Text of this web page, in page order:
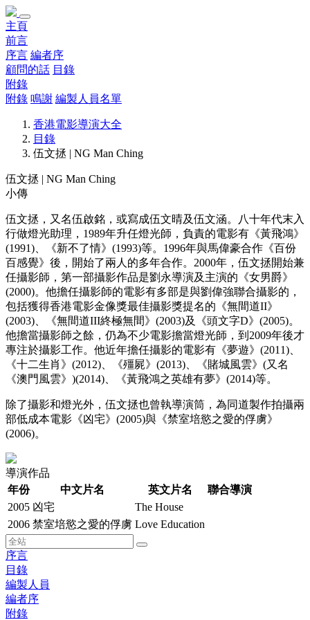
主頁
前言
序言 編者序
顧問的話 目錄
附錄
附錄 鳴謝 編製人員名單
香港電影導演大全
目錄
伍文拯 | NG Man Ching
伍文拯 | NG Man Ching
小傳
伍文拯，又名伍啟銘，或寫成伍文晴及伍文涵。八十年代末入
行做燈光助理，1989年升任燈光師，負責的電影有《黃飛鴻》
(1991)、《新不了情》(1993)等。1996年與馬偉豪合作《百份
百感覺》後，開始了兩人的多年合作。2000年，伍文拯開始兼
任攝影師，第一部攝影作品是劉永導演及主演的《女男爵》
(2000)。他擔任攝影師的電影有多部是與劉偉強聯合攝影的，
包括獲得香港電影金像獎最佳攝影獎提名的《無間道II》
(2003)、《無間道III終極無間》(2003)及《頭文字D》(2005)。
他擔當攝影師之餘，仍為不少電影擔當燈光師，到2009年後才
專注於攝影工作。他近年擔任攝影的電影有《夢遊》(2011)、
《十二生肖》(2012)、《殭屍》(2013)、《賭城風雲》(又名
《澳門風雲》)(2014)、《黃飛鴻之英雄有夢》(2014)等。
除了攝影和燈光外，伍文拯也曾執導演筒，為同道製作拍攝兩
部低成本電影《凶宅》(2005)與《禁室培慾之愛的俘虜》
(2006)。
導演作品
年份
中文片名 英文片名
聯合導演
2005 凶宅
The House
2006 禁室培慾之愛的俘虜 Love Education
序言
目錄
編製人員
編者序
附錄